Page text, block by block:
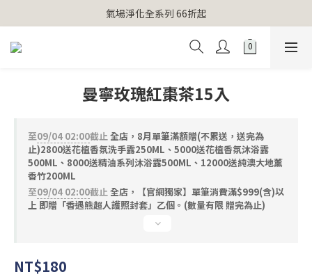
【官網獨家】首次消費 不限金額 即送 香遇熊超人行李吊牌
氣場淨化全系列 66折起
【官網獨家】首次消費 不限金額 即送 香遇熊超人行李吊牌
曼寧玫瑰紅棗茶15入
至09/04 02:00截止全店，8月單筆滿額贈(不累送，送完為
止)2800送花植香氛洗手露250ML、5000送花植香氛沐浴露
500ML、8000送精油系列沐浴露500ML、12000送純澳大地薰
香竹200ML
至09/04 02:00截止全店，【官網獨家】單筆消費滿$999(含)以
上 即贈「香遇熊超人護照封套」乙個。(數量有限 贈完為止)
NT$180